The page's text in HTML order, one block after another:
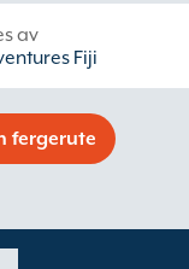
av
Fiji
fergerute